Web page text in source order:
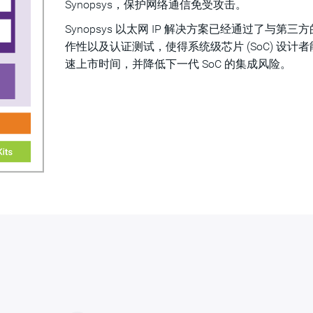
Synopsys，保护网络通信免受攻击。
Synopsys 以太网 IP 解决方案已经通过了与第三方
作性以及认证测试，使得系统级芯片 (SoC) 设计者
速上市时间，并降低下一代 SoC 的集成风险。